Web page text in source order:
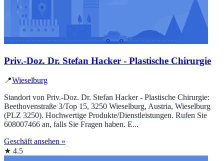
Priv.-Doz. Dr. Stefan Hacker - Plastische Chirurgie
📍Wieselburg
Standort von Priv.-Doz. Dr. Stefan Hacker - Plastische Chirurgie:
Beethovenstraße 3/Top 15, 3250 Wieselburg, Austria, Wieselburg
(PLZ 3250). Hochwertige Produkte/Dienstleistungen. Rufen Sie
608007466 an, falls Sie Fragen haben. E...
Geschäft ansehen »
★ 4.5